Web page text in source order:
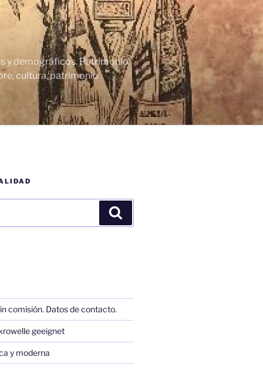
y demográficos. Patrimonio
cultura, patrimonio
comisión. Datos de contacto.
geeignet
y moderna